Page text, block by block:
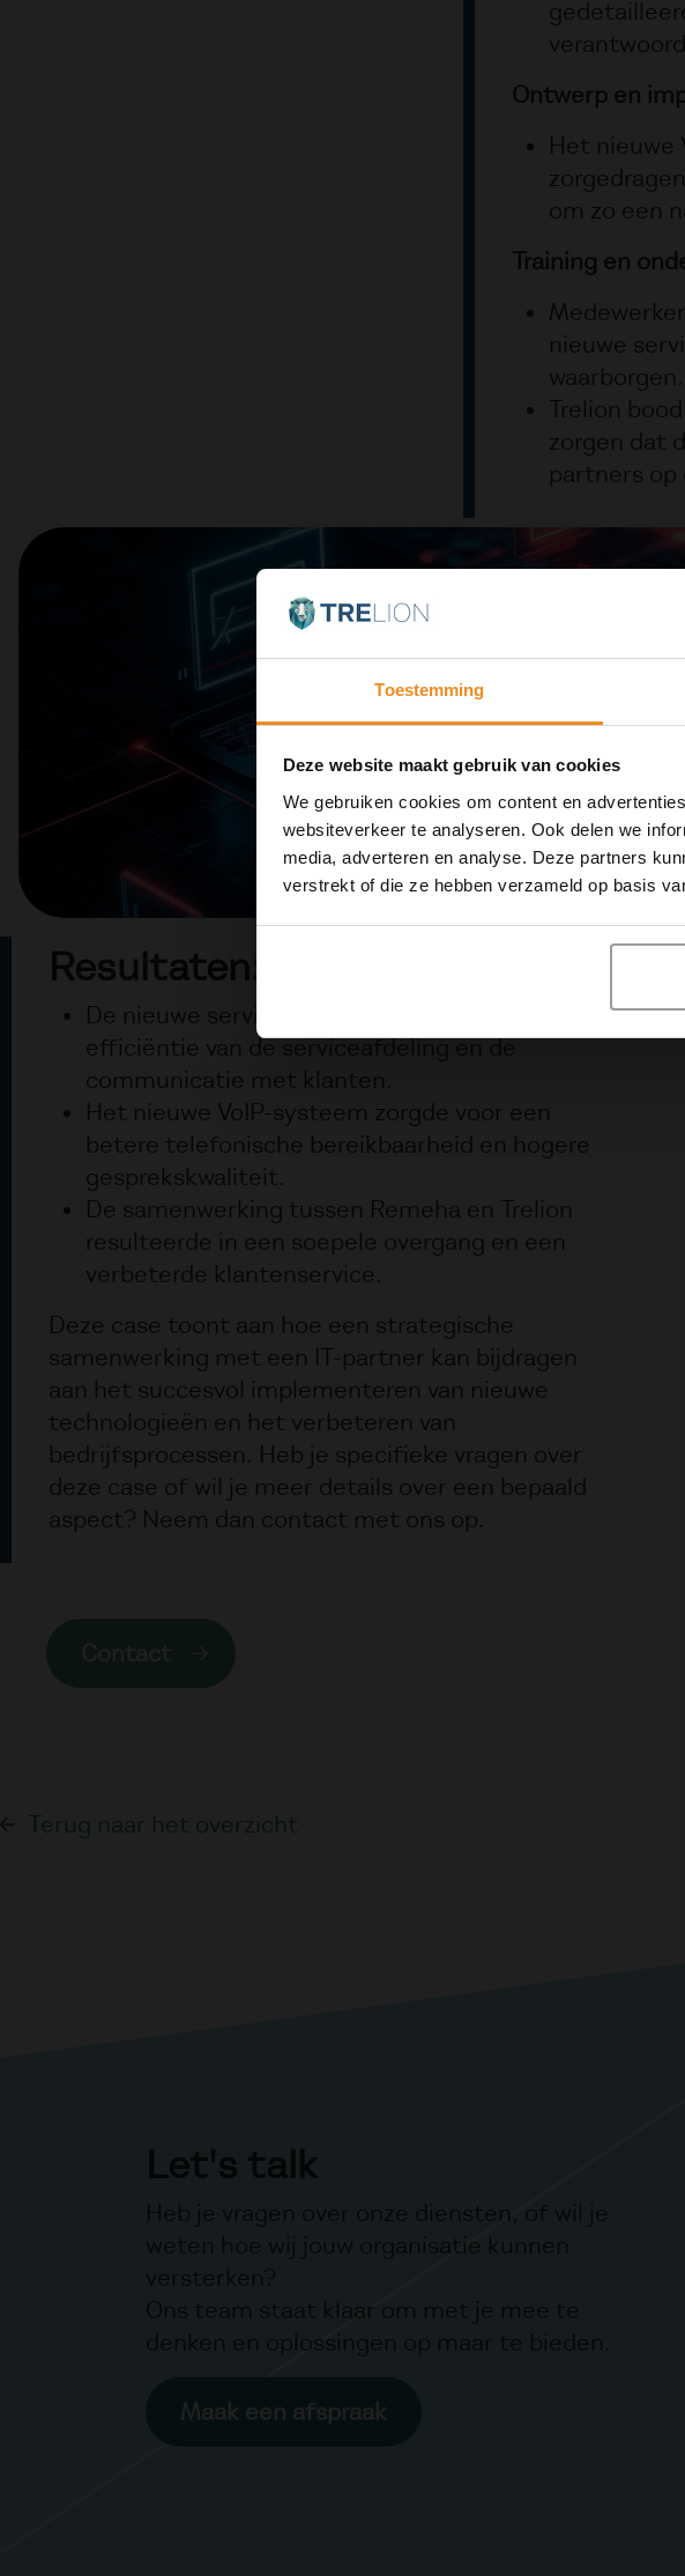
Toestemming
Deze website maakt gebruik van cookies
We gebruiken cookies om content en
websiteverkeer te analyseren. Ook delen we
media, adverteren en analyse. Deze partners
verstrekt of die ze hebben verzameld op basis
Ontwerp en
Het nieuwe
om zo een
Training en
nieuwe
waarborgen.
Trelion
zorgen dat
partners op
Resultaten:
De nieuwe servicetool Storm verbeterde de
efficiëntie van de serviceafdeling en de
communicatie met klanten.
Het nieuwe VoIP-systeem zorgde voor een
betere telefonische bereikbaarheid en hogere
gesprekskwaliteit.
De samenwerking tussen Remeha en Trelion
resulteerde in een soepele overgang en een
verbeterde klantenservice.
Deze case toont aan hoe een strategische
samenwerking met een IT-partner kan bijdragen
aan het succesvol implementeren van nieuwe
technologieën en het verbeteren van
bedrijfsprocessen. Heb je specifieke vragen over
deze case of wil je meer details over een bepaald
aspect? Neem dan contact met ons op.
Terug naar het overzicht
Heb je vragen over onze diensten, of wil je
weten hoe wij jouw organisatie kunnen
Ons team staat klaar om met je mee te
denken en oplossingen op maar te bieden.
Maak een afspraak